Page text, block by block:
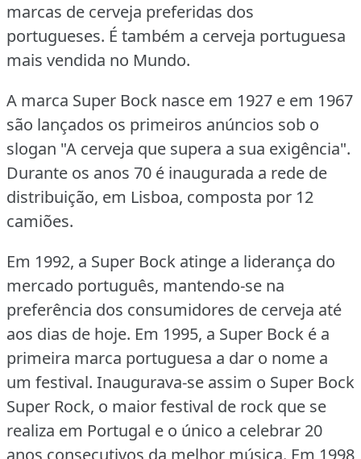
marcas de cerveja preferidas dos
portugueses. É também a cerveja portuguesa
mais vendida no Mundo.
A marca Super Bock nasce em 1927 e em 1967
são lançados os primeiros anúncios sob o
slogan "A cerveja que supera a sua exigência".
Durante os anos 70 é inaugurada a rede de
distribuição, em Lisboa, composta por 12
camiões.
Em 1992, a Super Bock atinge a liderança do
mercado português, mantendo-se na
preferência dos consumidores de cerveja até
aos dias de hoje. Em 1995, a Super Bock é a
primeira marca portuguesa a dar o nome a
um festival. Inaugurava-se assim o Super Bock
Super Rock, o maior festival de rock que se
realiza em Portugal e o único a celebrar 20